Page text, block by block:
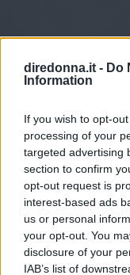
diredonna.it - Do
Information
If you wish to opt-
processing of your
targeted advertising
section to confirm
opt-out request is
interest-based ads
us or personal
your opt-out. You
disclosure of your
IAB’s list of
IN FORMA
Tutto
La coppetta